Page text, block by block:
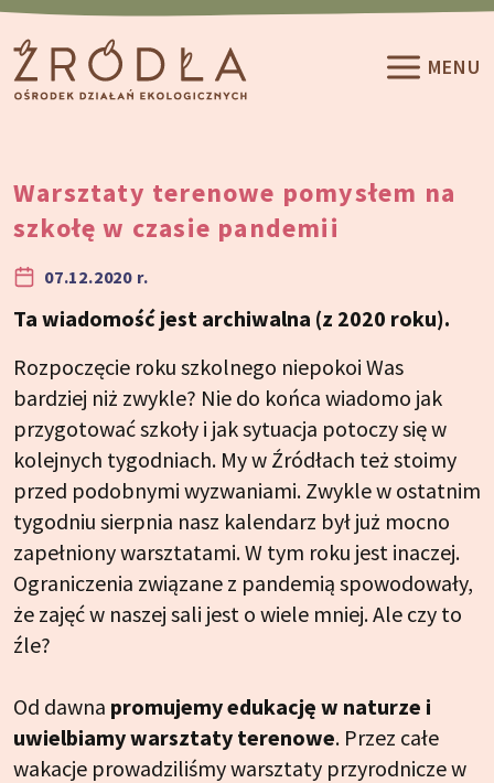
Przeskocz do treści
MENU
Warsztaty terenowe pomysłem na
szkołę w czasie pandemii
07.12.2020 r.
Ta wiadomość jest archiwalna (z 2020 roku).
Rozpoczęcie roku szkolnego niepokoi Was
bardziej niż zwykle? Nie do końca wiadomo jak
przygotować szkoły i jak sytuacja potoczy się w
kolejnych tygodniach. My w Źródłach też stoimy
przed podobnymi wyzwaniami. Zwykle w ostatnim
tygodniu sierpnia nasz kalendarz był już mocno
zapełniony warsztatami. W tym roku jest inaczej.
Ograniczenia związane z pandemią spowodowały,
że zajęć w naszej sali jest o wiele mniej. Ale czy to
źle?
Od dawna promujemy edukację w naturze i
uwielbiamy warsztaty terenowe. Przez całe
wakacje prowadziliśmy warsztaty przyrodnicze w